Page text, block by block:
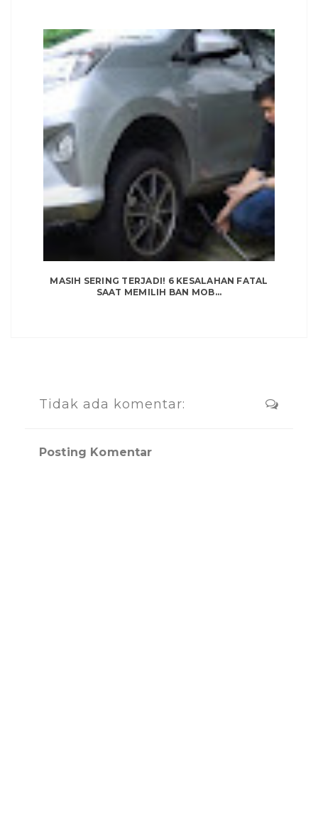
MASIH SERING TERJADI! 6 KESALAHAN FATAL
SAAT MEMILIH BAN MOB...
Tidak ada komentar:
Posting Komentar